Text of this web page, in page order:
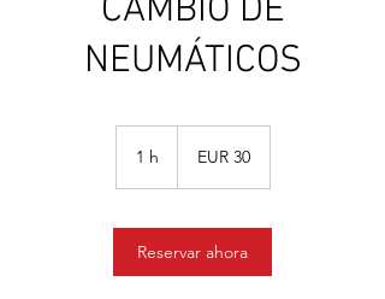
CAMBIO DE
NEUMÁTICOS
1 h EUR 30
Reservar ahora